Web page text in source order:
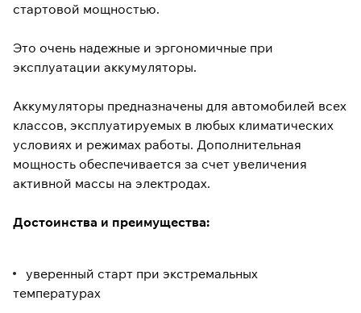
стартовой мощностью.
Это очень надежные и эргономичные при
эксплуатации аккумуляторы.
Аккумуляторы предназначены для автомобилей всех
классов, эксплуатируемых в любых климатических
условиях и режимах работы. Дополнительная
мощность обеспечивается за счет увеличения
активной массы на электродах.
Достоинства и преимущества:
уверенный старт при экстремальных
температурах